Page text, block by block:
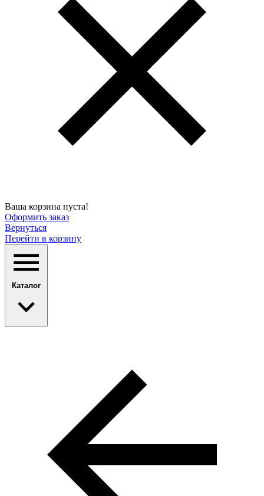
Ваша корзина пуста!
Оформить заказ
Вернуться
Перейти в корзину
Каталог